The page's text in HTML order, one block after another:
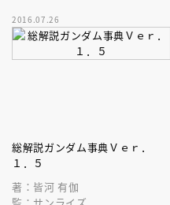
が登場だ！
2016.07.26
総解説ガンダム事典Ｖｅｒ．
１．５
著：皆河 有伽
監：サンライズ